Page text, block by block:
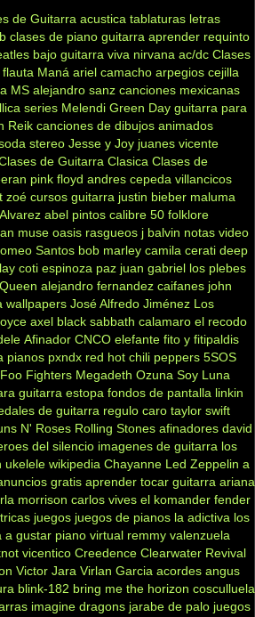
de Guitarra acustica tablaturas letras
clases de piano guitarra aprender requinto
bajo guitarra viva nirvana ac/dc Clases
flauta Maná ariel camacho arpegios cejilla
MS alejandro sanz canciones mexicanas
series Melendi Green Day guitarra para
Reik canciones de dibujos animados
stereo Jesse y Joy juanes vicente
de Guitarra Clasica Clases de
pink floyd andres cepeda villancicos
zoé cursos guitarra justin bieber maluma
abel pintos calibre 50 folklore
muse oasis rasgueos j balvin notas video
Santos bob marley camila cerati deep
coti espinoza paz juan gabriel los plebes
Queen alejandro fernandez caifanes john
wallpapers José Alfredo Jiménez Los
axel black sabbath calamaro el recodo
Afinador CNCO elefante fito y fitipaldis
pianos pxndx red hot chili peppers 5SOS
Foo Fighters Megadeth Ozuna Soy Luna
guitarra estopa fondos de pantalla linkin
de guitarra regulo caro taylor swift
N' Roses Rolling Stones afinadores david
del silencio imagenes de guitarra los
ukelele wikipedia Chayanne Led Zeppelin a
gratis aprender tocar guitarra ariana
morrison carlos vives el komander fender
juegos juegos de pianos la adictiva los
a gustar piano virtual remmy valenzuela
vicentico Creedence Clearwater Revival
Victor Jara Virlan Garcia acordes angus
blink-182 bring me the horizon cosculluela
imagine dragons jarabe de palo juegos